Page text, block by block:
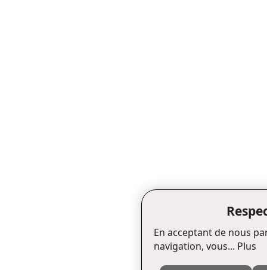
En acceptant de nous
navigation, vous... Plus